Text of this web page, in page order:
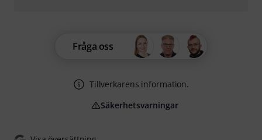
Fråga oss
Tillverkarens information.
Säkerhetsvarningar